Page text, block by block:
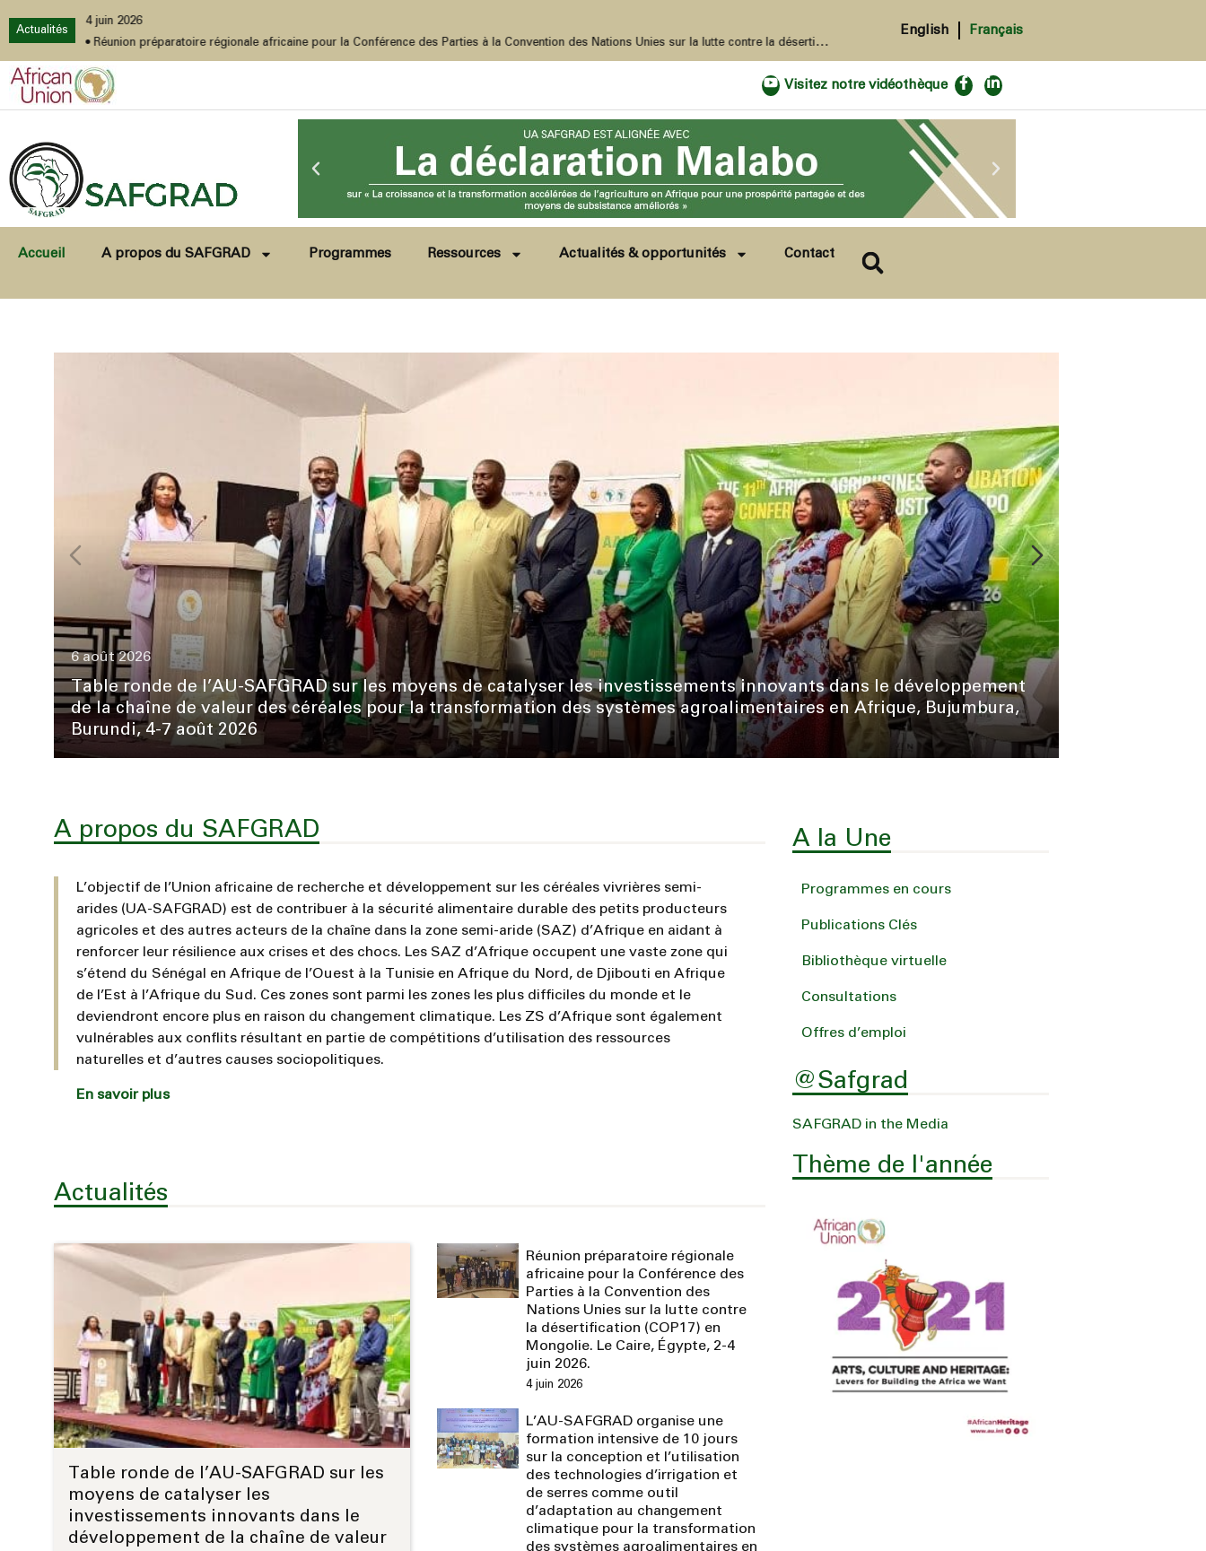
Actualités
4-7 août 2026
4 juin 2026
• Réunion préparatoire régionale africaine pour la Conférence des Parties à la Convention des Nations Unies sur la lutte contre la désertification (COP17) en Mongolie. Le Caire, Égypte, 2-4 juin 2026. L’AU-SAFGRAD organise une formation intensive de 10 jours sur la conception et l’utilisation des technologies d’irrigation et de serres comme
English Français
Visitez notre vidéothèque
Accueil A propos du SAFGRAD Programmes Ressources Actualités & opportunités Contact
6 août 2026
Table ronde de l’AU-SAFGRAD sur les moyens de catalyser les investissements innovants dans le développement
de la chaîne de valeur des céréales pour la transformation des systèmes agroalimentaires en Afrique, Bujumbura,
Burundi, 4-7 août 2026
A propos du SAFGRAD
L’objectif de l’Union africaine de recherche et développement sur les céréales vivrières semi-
arides (UA-SAFGRAD) est de contribuer à la sécurité alimentaire durable des petits producteurs
agricoles et des autres acteurs de la chaîne dans la zone semi-aride (SAZ) d’Afrique en aidant à
renforcer leur résilience aux crises et des chocs. Les SAZ d’Afrique occupent une vaste zone qui
s’étend du Sénégal en Afrique de l’Ouest à la Tunisie en Afrique du Nord, de Djibouti en Afrique
de l’Est à l’Afrique du Sud. Ces zones sont parmi les zones les plus difficiles du monde et le
deviendront encore plus en raison du changement climatique. Les ZS d’Afrique sont également
vulnérables aux conflits résultant en partie de compétitions d’utilisation des ressources
naturelles et d’autres causes sociopolitiques.
En savoir plus
Actualités
Table ronde de l’AU-SAFGRAD sur les
moyens de catalyser les
investissements innovants dans le
développement de la chaîne de valeur
Réunion préparatoire régionale
africaine pour la Conférence des
Parties à la Convention des
Nations Unies sur la lutte contre
la désertification (COP17) en
Mongolie. Le Caire, Égypte, 2-4
juin 2026.
4 juin 2026
L’AU-SAFGRAD organise une
formation intensive de 10 jours
sur la conception et l’utilisation
des technologies d’irrigation et
de serres comme outil
d’adaptation au changement
climatique pour la transformation
des systèmes agroalimentaires en
A la Une
Programmes en cours
Publications Clés
Bibliothèque virtuelle
Consultations
Offres d’emploi
@Safgrad
SAFGRAD in the Media
Thème de l'année